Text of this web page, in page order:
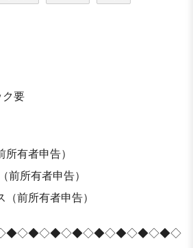
ク要
所有者申告）
前所有者申告）
（前所有者申告）